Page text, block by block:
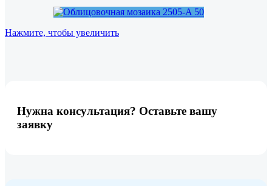
Нажмите, чтобы увеличить
Нужна консультация? Оставьте вашу
заявку